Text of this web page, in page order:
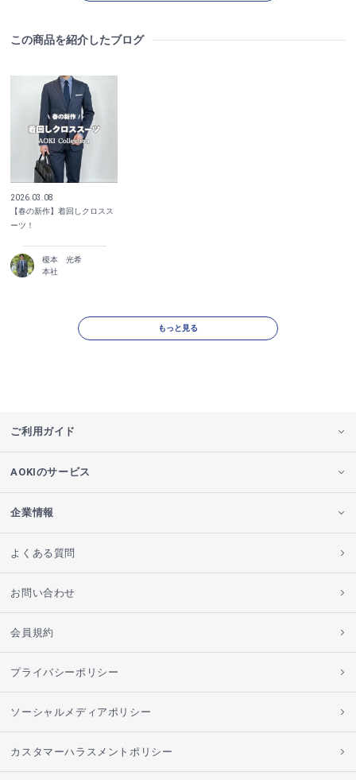
この商品を紹介したブログ
2026.03.08
【春の新作】着回しクロスス
ーツ！
榎本 光希
本社
もっと見る
ご利用ガイド
AOKIのサービス
企業情報
よくある質問
お問い合わせ
会員規約
プライバシーポリシー
ソーシャルメディアポリシー
カスタマーハラスメントポリシー